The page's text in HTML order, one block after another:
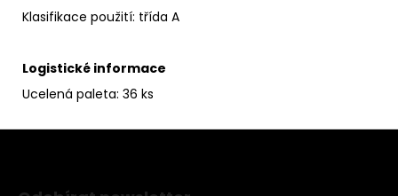
Klasifikace použití: třída A
Logistické informace
Ucelená paleta: 36 ks